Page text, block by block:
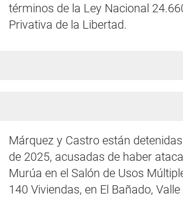
términos de la Ley Nacional
Privativa de la Libertad.
Márquez y Castro están
de 2025, acusadas de haber
Murúa en el Salón de Usos
140 Viviendas, en El Bañado,